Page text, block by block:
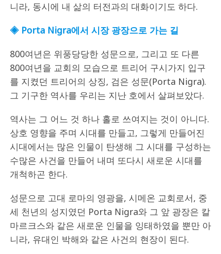
니라, 동시에 내 삶의 터전과의 대화이기도 하다.
◈ Porta Nigra에서 시장 광장으로 가는 길
800여년은 위풍당당한 성문으로, 그리고 또 다른
800여년을 교회의 모습으로 트리어 구시가지 입구
를 지켰던 트리어의 상징, 검은 성문(Porta Nigra).
그 기구한 역사를 우리는 지난 호에서 살펴보았다.
역사는 그 어느 것 하나 홀로 쓰여지는 것이 아니다.
상호 영향을 주며 시대를 만들고, 그렇게 만들어진
시대에서는 많은 인물이 탄생해 그 시대를 구성하는
수많은 사건을 만들어 내며 또다시 새로운 시대를
개척하곤 한다.
성문으로 고대 로마의 영광을, 시메온 교회로서, 중
세 천년의 성지였던 Porta Nigra와 그 앞 광장은 칼
마르크스와 같은 새로운 인물을 잉태하였을 뿐만 아
니라, 유대인 박해와 같은 사건의 현장이 된다.